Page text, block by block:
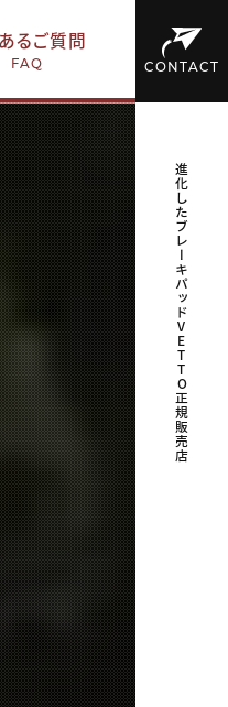
るご質問
FAQ CONTACT
進化したブレーキパッドVETTO正規販売店